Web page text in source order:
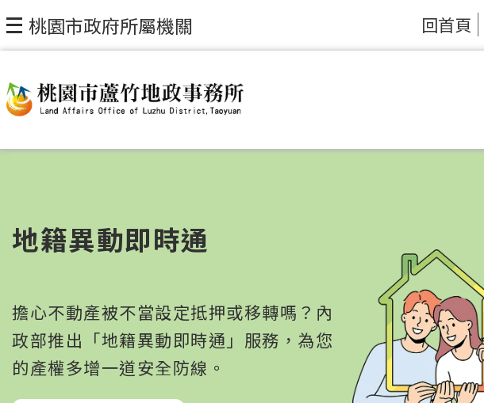
桃園市政府所屬機關 回首頁
地籍異動即時通
擔心不動產被不當設定抵押或移轉嗎？內
政部推出「地籍異動即時通」服務，為您
的產權多增一道安全防線。